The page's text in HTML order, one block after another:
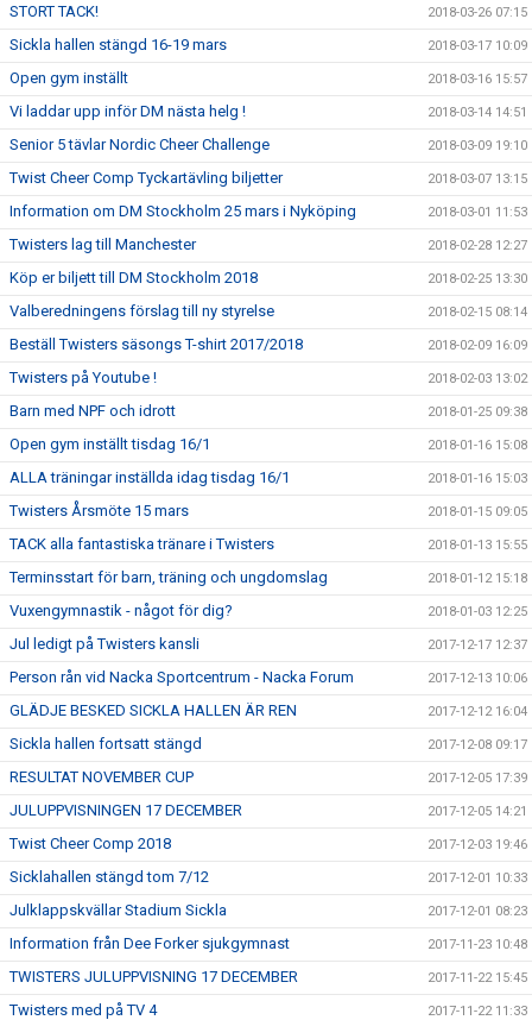
STORT TACK! 2018-03-26 07:15
Sickla hallen stängd 16-19 mars 2018-03-17 10:09
Open gym inställt 2018-03-16 15:57
Vi laddar upp inför DM nästa helg ! 2018-03-14 14:51
Senior 5 tävlar Nordic Cheer Challenge 2018-03-09 19:10
Twist Cheer Comp Tyckartävling biljetter 2018-03-07 13:15
Information om DM Stockholm 25 mars i Nyköping 2018-03-01 11:53
Twisters lag till Manchester 2018-02-28 12:27
Köp er biljett till DM Stockholm 2018 2018-02-25 13:30
Valberedningens förslag till ny styrelse 2018-02-15 08:14
Beställ Twisters säsongs T-shirt 2017/2018 2018-02-09 16:09
Twisters på Youtube ! 2018-02-03 13:02
Barn med NPF och idrott 2018-01-25 09:38
Open gym inställt tisdag 16/1 2018-01-16 15:08
ALLA träningar inställda idag tisdag 16/1 2018-01-16 15:03
Twisters Årsmöte 15 mars 2018-01-15 09:05
TACK alla fantastiska tränare i Twisters 2018-01-13 15:55
Terminsstart för barn, träning och ungdomslag 2018-01-12 15:18
Vuxengymnastik - något för dig? 2018-01-03 12:25
Jul ledigt på Twisters kansli 2017-12-17 12:37
Person rån vid Nacka Sportcentrum - Nacka Forum 2017-12-13 10:06
GLÄDJE BESKED SICKLA HALLEN ÄR REN 2017-12-12 16:04
Sickla hallen fortsatt stängd 2017-12-08 09:17
RESULTAT NOVEMBER CUP 2017-12-05 17:39
JULUPPVISNINGEN 17 DECEMBER 2017-12-05 14:21
Twist Cheer Comp 2018 2017-12-03 19:46
Sicklahallen stängd tom 7/12 2017-12-01 10:33
Julklappskvällar Stadium Sickla 2017-12-01 08:23
Information från Dee Forker sjukgymnast 2017-11-23 10:48
TWISTERS JULUPPVISNING 17 DECEMBER 2017-11-22 15:45
Twisters med på TV 4 2017-11-22 11:33